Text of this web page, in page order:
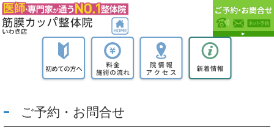
ご予約・お問合せ